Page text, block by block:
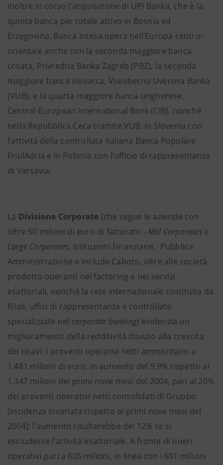
inoltre in corso l’acquisizione di UPI Banka, che è la
quinta banca per totale attivo in Bosnia ed
Erzegovina. Banca Intesa opera nell’Europa centro-
orientale anche con la seconda maggiore banca
croata, Privredna Banka Zagreb (PBZ), la seconda
maggiore banca slovacca, Vseobecna Uverova Banka
(VUB), e la quarta maggiore banca ungherese,
Central-European International Bank (CIB), nonché
nella Repubblica Ceca tramite VUB, in Slovenia con
l’attività della controllata italiana Banca Popolare
FriulAdria e in Polonia con l’ufficio di rappresentanza
di Varsavia.
La Divisione Corporate (che segue le aziende con
oltre 50 milioni di euro di fatturato - Mid Corporates e
Large Corporates, Istituzioni Finanziarie, Pubblica
Amministrazione e include Caboto, oltre alle società
prodotto operanti nel factoring e nei servizi
esattoriali, nonché la rete internazionale costituita da
filiali, uffici di rappresentanza e controllate
specializzate nel corporate banking) evidenzia un
miglioramento della redditività dovuto alla crescita
dei ricavi. I proventi operativi netti ammontano a
1.481 milioni di euro, in aumento del 9,9% rispetto ai
1.347 milioni dei primi nove mesi del 2004, pari al 20%
dei proventi operativi netti consolidati di Gruppo
(incidenza invariata rispetto ai primi nove mesi del
2004); l’aumento risulterebbe del 12% se si
escludesse l’attività esattoriale. A fronte di oneri
operativi pari a 605 milioni, in linea con i 601 milioni